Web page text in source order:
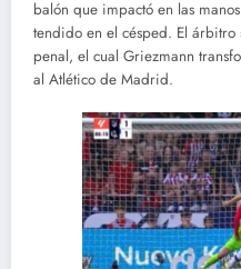
balón que impactó en las
tendido en el césped. El árbitro
penal, el cual Griezmann
al Atlético de Madrid.